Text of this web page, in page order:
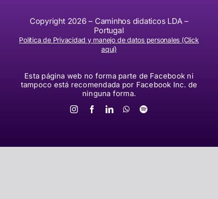
Copyright 2026 – Caminhos didaticos LDA –
Portugal
Política de Privacidad y manejo de datos personales (Click
aquí)
Esta página web no forma parte de Facebook ni
tampoco está recomendada por Facebook Inc. de
ninguna forma.